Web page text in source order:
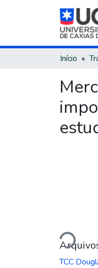
Início
Carregando...
TCC